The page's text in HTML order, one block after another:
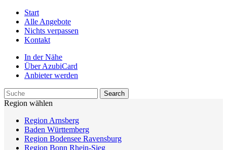
Start
Alle Angebote
Nichts verpassen
Kontakt
In der Nähe
Über AzubiCard
Anbieter werden
Region wählen
Region Arnsberg
Baden Württemberg
Region Bodensee Ravensburg
Region Bonn Rhein-Sieg